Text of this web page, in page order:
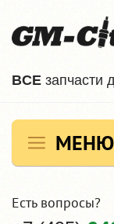
ВCE запчасти
МЕНЮ
Есть вопросы?